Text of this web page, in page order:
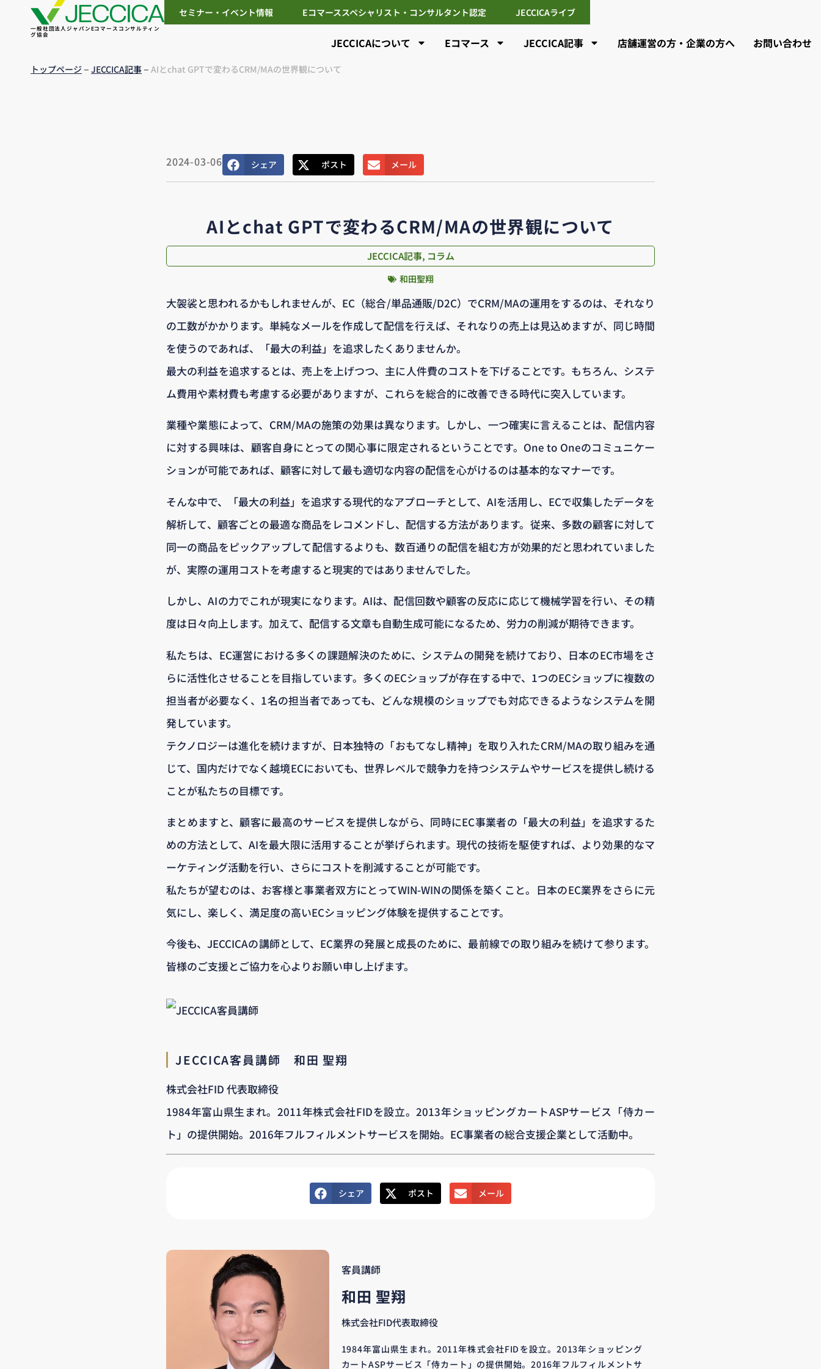
一般社団法人ジャパンEコマースコンサルティン
グ協会
セミナー・イベント情報 Eコマーススペシャリスト・コンサルタント認定 JECCICAライブ
JECCICAについて Eコマース JECCICA記事 店舗運営の方・企業の方へ お問い合わせ
トップページ– JECCICA記事– AIとchat GPTで変わるCRM/MAの世界観について
2024-03-06 シェア ポスト メール
AIとchat GPTで変わるCRM/MAの世界観について
JECCICA記事, コラム
和田聖翔
大袈裟と思われるかもしれませんが、EC（総合/単品通販/D2C）でCRM/MAの運用をするのは、それなり
の工数がかかります。単純なメールを作成して配信を行えば、それなりの売上は見込めますが、同じ時間
を使うのであれば、「最大の利益」を追求したくありませんか。
最大の利益を追求するとは、売上を上げつつ、主に人件費のコストを下げることです。もちろん、システ
ム費用や素材費も考慮する必要がありますが、これらを総合的に改善できる時代に突入しています。
業種や業態によって、CRM/MAの施策の効果は異なります。しかし、一つ確実に言えることは、配信内容
に対する興味は、顧客自身にとっての関心事に限定されるということです。One to Oneのコミュニケー
ションが可能であれば、顧客に対して最も適切な内容の配信を心がけるのは基本的なマナーです。
そんな中で、「最大の利益」を追求する現代的なアプローチとして、AIを活用し、ECで収集したデータを
解析して、顧客ごとの最適な商品をレコメンドし、配信する方法があります。従来、多数の顧客に対して
同一の商品をピックアップして配信するよりも、数百通りの配信を組む方が効果的だと思われていました
が、実際の運用コストを考慮すると現実的ではありませんでした。
しかし、AIの力でこれが現実になります。AIは、配信回数や顧客の反応に応じて機械学習を行い、その精
度は日々向上します。加えて、配信する文章も自動生成可能になるため、労力の削減が期待できます。
私たちは、EC運営における多くの課題解決のために、システムの開発を続けており、日本のEC市場をさ
らに活性化させることを目指しています。多くのECショップが存在する中で、1つのECショップに複数の
担当者が必要なく、1名の担当者であっても、どんな規模のショップでも対応できるようなシステムを開
発しています。
テクノロジーは進化を続けますが、日本独特の「おもてなし精神」を取り入れたCRM/MAの取り組みを通
じて、国内だけでなく越境ECにおいても、世界レベルで競争力を持つシステムやサービスを提供し続ける
ことが私たちの目標です。
まとめますと、顧客に最高のサービスを提供しながら、同時にEC事業者の「最大の利益」を追求するた
めの方法として、AIを最大限に活用することが挙げられます。現代の技術を駆使すれば、より効果的なマ
ーケティング活動を行い、さらにコストを削減することが可能です。
私たちが望むのは、お客様と事業者双方にとってWIN-WINの関係を築くこと。日本のEC業界をさらに元
気にし、楽しく、満足度の高いECショッピング体験を提供することです。
今後も、JECCICAの講師として、EC業界の発展と成長のために、最前線での取り組みを続けて参ります。
皆様のご支援とご協力を心よりお願い申し上げます。
JECCICA客員講師 和田 聖翔
株式会社FID 代表取締役
1984年富山県生まれ。2011年株式会社FIDを設立。2013年ショッピングカートASPサービス「侍カー
ト」の提供開始。2016年フルフィルメントサービスを開始。EC事業者の総合支援企業として活動中。
シェア ポスト メール
客員講師
和田 聖翔
株式会社FID代表取締役
1984年富山県生まれ。2011年株式会社FIDを設立。2013年ショッピング
カートASPサービス「侍カート」の提供開始。2016年フルフィルメントサ